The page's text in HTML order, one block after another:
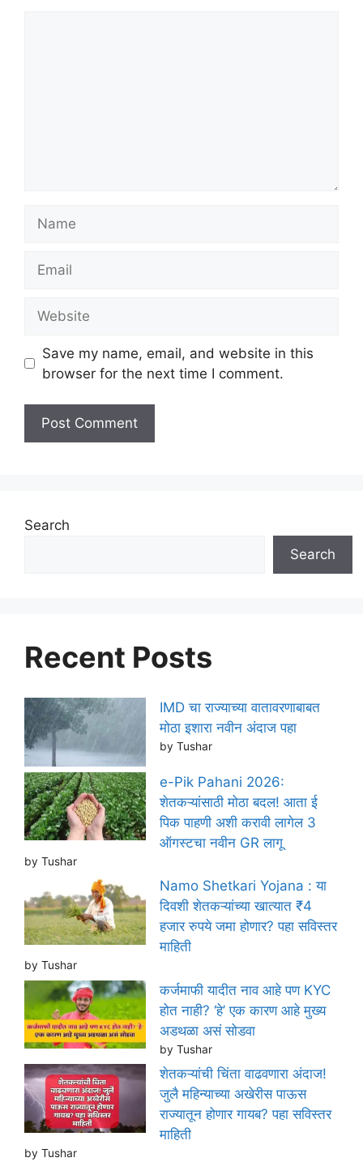
Save my name, email, and website in this
browser for the next time I comment.
Search
Search
Recent Posts
IMD चा राज्याच्या वातावरणाबाबत
मोठा इशारा नवीन अंदाज पहा
by Tushar
e-Pik Pahani 2026:
शेतकऱ्यांसाठी मोठा बदल! आता ई
पिक पाहणी अशी करावी लागेल 3
ऑगस्टचा नवीन GR लागू
by Tushar
Namo Shetkari Yojana : या
दिवशी शेतकऱ्यांच्या खात्यात ₹4
हजार रुपये जमा होणार? पहा सविस्तर
माहिती
by Tushar
कर्जमाफी यादीत नाव आहे पण KYC
होत नाही? ‘हे’ एक कारण आहे मुख्य
अडथळा असं सोडवा
by Tushar
शेतकऱ्यांची चिंता वाढवणारा अंदाज!
जुलै महिन्याच्या अखेरीस पाऊस
राज्यातून होणार गायब? पहा सविस्तर
माहिती
by Tushar